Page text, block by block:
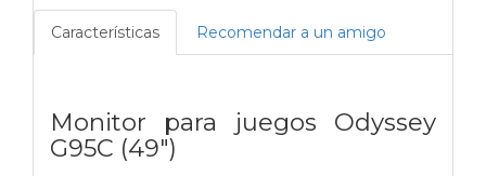
Características Recomendar a un amigo
Monitor para juegos Odyssey
G95C (49")